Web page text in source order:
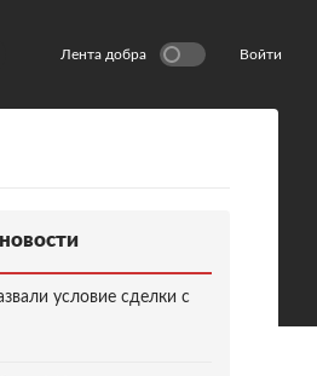
Лента добра Войти
условие сделки с